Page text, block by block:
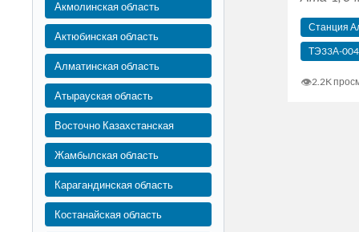
Акмолинская область
Актюбинская область
Алматинская область
Атырауская область
Восточно Казахстанская
Жамбылская область
Карагандинская область
Костанайская область
Станция
ТЭ33А-
👁2.2K